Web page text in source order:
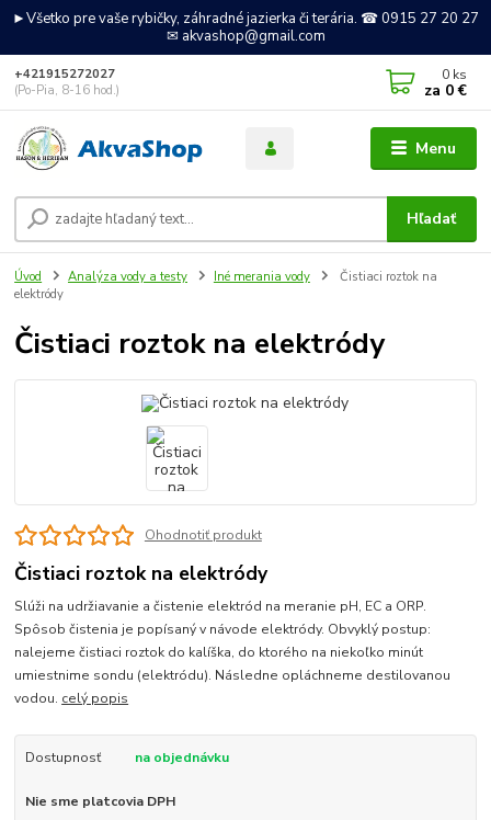
►Všetko pre vaše rybičky, záhradné jazierka či terária. ☎ 0915 27 20 27
✉ akvashop@gmail.com
Menu
Hľadať
+421915272027
(Po-Pia, 8-16 hod.)
0 ks
za 0 €
Úvod Analýza vody a testy Iné merania vody
Čistiaci roztok na
elektródy
Čistiaci roztok na elektródy
Ohodnotiť produkt
Čistiaci roztok na elektródy
Slúži na udržiavanie a čistenie elektród na meranie pH, EC a ORP.
Spôsob čistenia je popísaný v návode elektródy. Obvyklý postup:
nalejeme čistiaci roztok do kalíška, do ktorého na niekoľko minút
umiestnime sondu (elektródu). Následne opláchneme destilovanou
vodou. celý popis
Dostupnosť na objednávku
Nie sme platcovia DPH